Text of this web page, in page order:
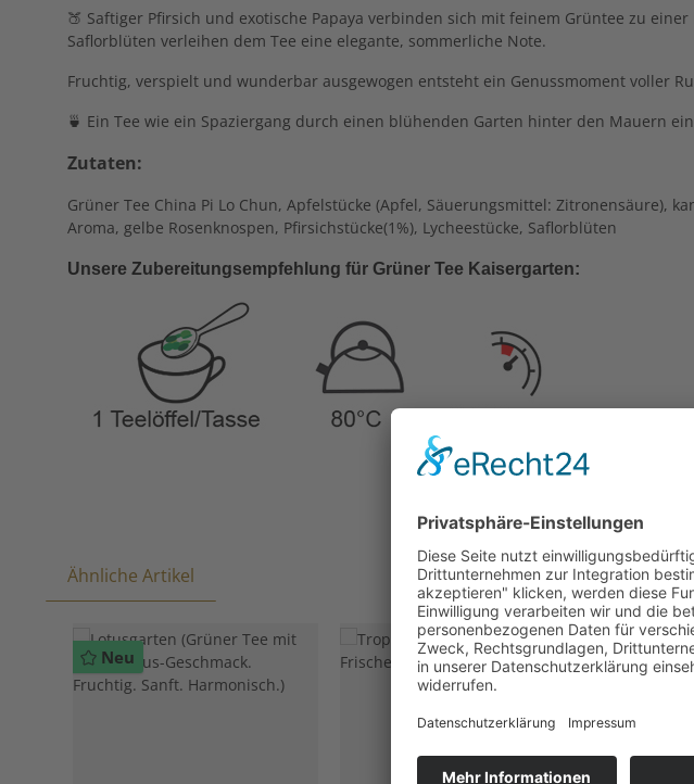
🍑 Saftiger Pfirsich und exotische Papaya verbinden sich mit feinem Grüntee zu
Saflorblüten verleihen dem Tee eine elegante, sommerliche Note.
Fruchtig, verspielt und wunderbar ausgewogen entsteht ein Genussmoment voller
🍵 Ein Tee wie ein Spaziergang durch einen blühenden Garten hinter den Mauern
Zutaten:
Grüner Tee China Pi Lo Chun, Apfelstücke (Apfel, Säuerungsmittel: Zitronensäure),
Aroma, gelbe Rosenknospen, Pfirsichstücke(1%), Lycheestücke, Saflorblüten
Unsere Zubereitungsempfehlung für Grüner Tee Kaisergarten:
Ähnliche Artikel
Produktgalerie überspringen
Neu